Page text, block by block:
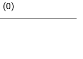
(0)